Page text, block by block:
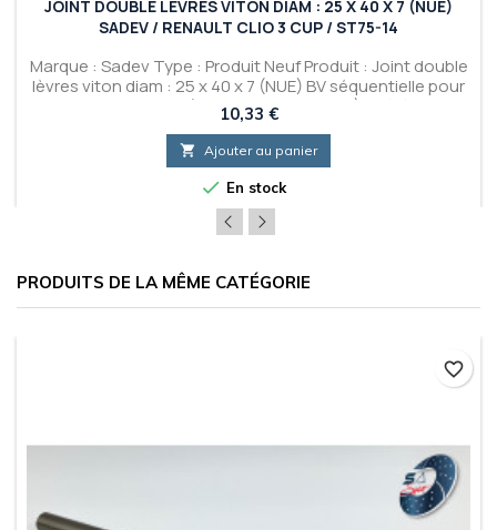
JOINT DOUBLE LÈVRES VITON DIAM : 25 X 40 X 7 (NUE)
SADEV / RENAULT CLIO 3 CUP / ST75-14
Marque : Sadev Type : Produit Neuf Produit : Joint double
lèvres viton diam : 25 x 40 x 7 (NUE) BV séquentielle pour
Renault Clio 3 CUP (Avec SADEV ST75-14) - Référence
SADEV : 0204008
Prix
10,33 €
 Ajouter au panier
 En stock
PRODUITS DE LA MÊME CATÉGORIE
favorite_border